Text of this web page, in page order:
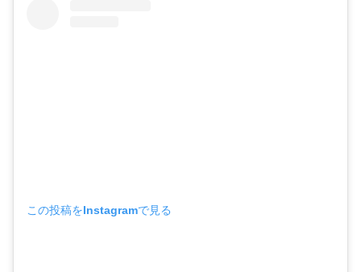
この投稿をInstagramで見る